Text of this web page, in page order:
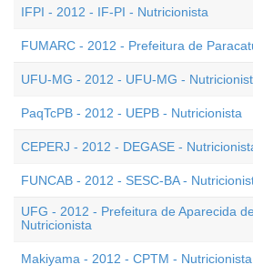
IFPI - 2012 - IF-PI - Nutricionista
FUMARC - 2012 - Prefeitura de
UFU-MG - 2012 - UFU-MG -
PaqTcPB - 2012 - UEPB - Nutricionista
CEPERJ - 2012 - DEGASE -
FUNCAB - 2012 - SESC-BA -
UFG - 2012 - Prefeitura de Aparecida
Nutricionista
Makiyama - 2012 - CPTM - Nutricionista